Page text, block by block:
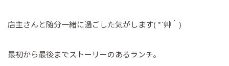
店主さんと随分一緒に過ごした気がします( *´艸｀)
最初から最後までストーリーのあるランチ。